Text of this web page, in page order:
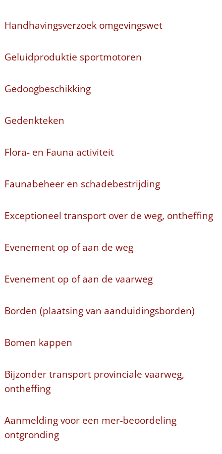
Handhavingsverzoek omgevingswet
Geluidproduktie sportmotoren
Gedoogbeschikking
Gedenkteken
Flora- en Fauna activiteit
Faunabeheer en schadebestrijding
Exceptioneel transport over de weg, ontheffing
Evenement op of aan de weg
Evenement op of aan de vaarweg
Borden (plaatsing van aanduidingsborden)
Bomen kappen
Bijzonder transport provinciale vaarweg,
ontheffing
Aanmelding voor een mer-beoordeling
ontgronding